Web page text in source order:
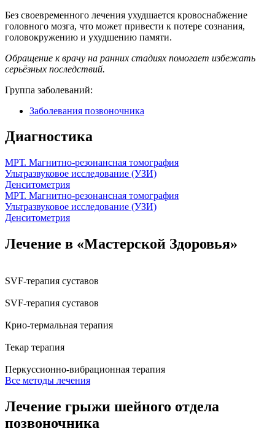
Без своевременного лечения ухудшается кровоснабжение
головного мозга, что может привести к потере сознания,
головокружению и ухудшению памяти.
Обращение к врачу на ранних стадиях помогает избежать
серьёзных последствий.
Группа заболеваний:
Заболевания позвоночника
Диагностика
МРТ. Магнитно-резонансная томография
Ультразвуковое исследование (УЗИ)
Денситометрия
МРТ. Магнитно-резонансная томография
Ультразвуковое исследование (УЗИ)
Денситометрия
Лечение в «Мастерской Здоровья»
SVF-терапия суставов
SVF-терапия суставов
Крио-термальная терапия
Текар терапия
Перкуссионно-вибрационная терапия
Все методы лечения
Лечение грыжи шейного отдела
позвоночника